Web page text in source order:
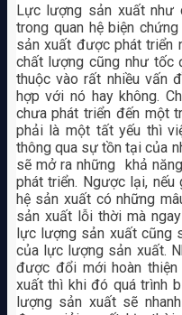
Lực lượng sản xuất như
trong quan hệ biện
sản xuất được phát triển
chất lượng cũng như tốc
thuộc vào rất nhiều vấn
hợp với nó hay không.
chưa phát triển đến một
phải là một tất yếu thì
thông qua sự tồn tại của
sẽ mở ra những khả
phát triển. Ngược lại,
hệ sản xuất có những
sản xuất lỗi thời mà
lực lượng sản xuất cũng
của lực lượng sản xuất.
được đổi mới hoàn
xuất thì khi đó quá trình
lượng sản xuất sẽ